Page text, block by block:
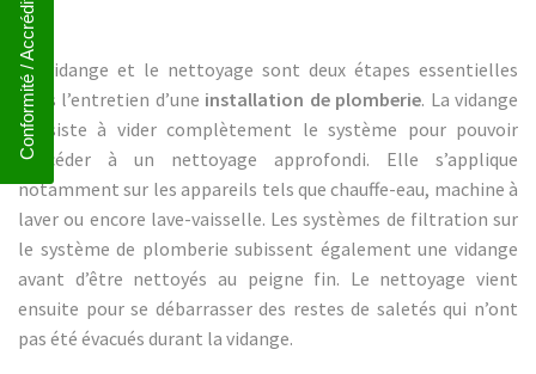
La vidange et le nettoyage sont deux étapes essentielles
dans l’entretien d’une installation de plomberie. La vidange
consiste à vider complètement le système pour pouvoir
procéder à un nettoyage approfondi. Elle s’applique
notamment sur les appareils tels que chauffe-eau, machine à
laver ou encore lave-vaisselle. Les systèmes de filtration sur
le système de plomberie subissent également une vidange
avant d’être nettoyés au peigne fin. Le nettoyage vient
ensuite pour se débarrasser des restes de saletés qui n’ont
pas été évacués durant la vidange.
Conformité / Accréditation